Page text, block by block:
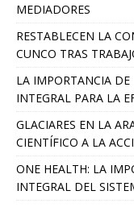
MEDIADORES
RESTABLECEN LA
CUNCO TRAS
LA IMPORTANCIA DE
INTEGRAL PARA LA
GLACIARES EN LA
CIENTÍFICO A LA
ONE HEALTH: LA
INTEGRAL DEL